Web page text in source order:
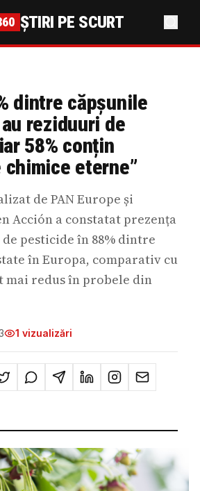
ȘTIRI PE SCURT
dintre căpșunile
reziduuri de
58% conțin
chimice eterne”
de PAN Europe și
Acción a constatat prezența
pesticide în 88% dintre
în Europa, comparativ cu
mai redus în probele din
1 vizualizări